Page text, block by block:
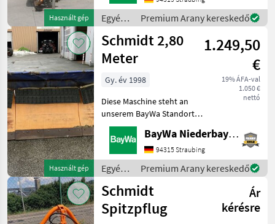
Használt gép
Egyéb
traktor
tartozékok
/
Schmidt
Premium Arany kereskedő
Használt gép
Schmidt 2,80
Meter
1.249,50
€
19% ÁFA-val
1.050 €
nettó
Gy. év 1998
Diese Maschine steht an
unserem BayWa Standort in
DE - 94065
Waldkirchen.Gerne steht
Ihnen Herr Altmannshofer
Tel. 0162/2828176 für Ihre
Anfrage zur Verfügung. Egyé
BayWa Niederbayern
94315 Straubing
Egyéb
traktor
tartozékok
/
Schmidt
Premium Arany kereskedő
Schmidt
Spitzpflug
Ár
kérésre